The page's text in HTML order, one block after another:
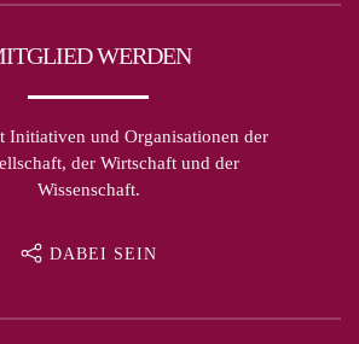
WERDEN
Initiativen und Organisationen der
der Wirtschaft und der
Wissenschaft.
DABEI SEIN